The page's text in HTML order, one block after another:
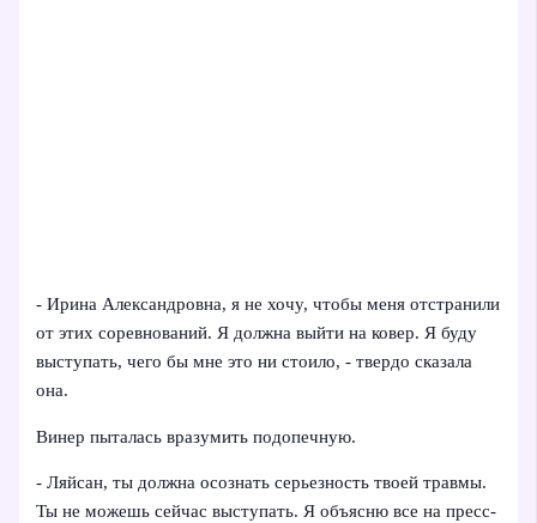
- Ирина Александровна, я не хочу, чтобы меня отстранили
от этих соревнований. Я должна выйти на ковер. Я буду
выступать, чего бы мне это ни стоило, - твердо сказала
она.
Винер пыталась вразумить подопечную.
- Ляйсан, ты должна осознать серьезность твоей травмы.
Ты не можешь сейчас выступать. Я объясню все на пресс-